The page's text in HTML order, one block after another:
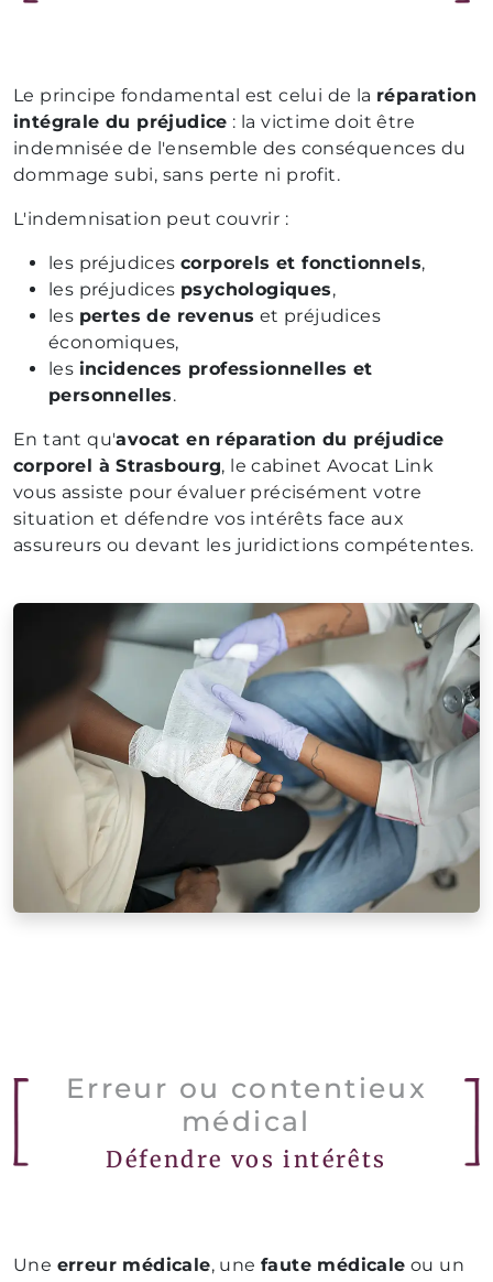
Le principe fondamental est celui de la réparation
intégrale du préjudice : la victime doit être
indemnisée de l'ensemble des conséquences du
dommage subi, sans perte ni profit.
L'indemnisation peut couvrir :
les préjudices corporels et fonctionnels,
les préjudices psychologiques,
les pertes de revenus et préjudices
économiques,
les incidences professionnelles et
personnelles.
En tant qu'avocat en réparation du préjudice
corporel à Strasbourg, le cabinet Avocat Link
vous assiste pour évaluer précisément votre
situation et défendre vos intérêts face aux
assureurs ou devant les juridictions compétentes.
Erreur ou contentieux
médical
Défendre vos intérêts
Une erreur médicale, unefaute médicale ou un